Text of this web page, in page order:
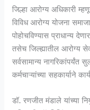
जिल्हा आरोग्य अधिकारी
विविध आरोग्य योजना
पोहोचविण्यास प्राधान्य
तसेच जिल्ह्यातील आरोग्य
सर्वसामान्य नागरिकांपर्यंत
कर्मचाऱ्यांच्या सहकार्याने
डॉ. रणजीत मंडाले यांच्या